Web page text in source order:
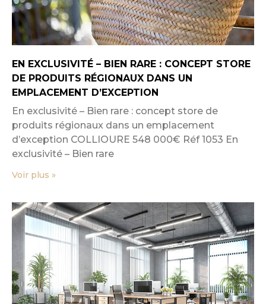
EN EXCLUSIVITÉ – BIEN RARE : CONCEPT STORE
DE PRODUITS RÉGIONAUX DANS UN
EMPLACEMENT D’EXCEPTION
En exclusivité – Bien rare : concept store de
produits régionaux dans un emplacement
d’exception COLLIOURE 548 000€ Réf 1053 En
exclusivité – Bien rare
Voir plus »